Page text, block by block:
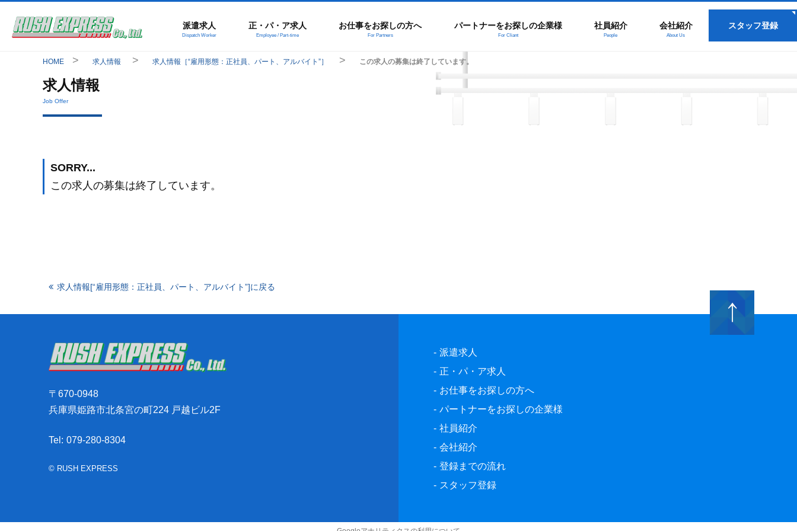
派遣求人
Dispatch Worker
正・パ・ア求人
Employee / Part-time
お仕事をお探しの方へ
For Partners
パートナーをお探しの企業様
For Cliant
社員紹介
People
会社紹介
About Us
スタッフ登録
HOME 求人情報 求人情報［“雇用形態：正社員、パート、アルバイト”］ この求人の募集は終了しています。
求人情報
Job Offer
SORRY...
この求人の募集は終了しています。
求人情報[“雇用形態：正社員、パート、アルバイト”]に戻る
派遣求人
正・パ・ア求人
お仕事をお探しの方へ
パートナーをお探しの企業様
社員紹介
会社紹介
登録までの流れ
スタッフ登録
〒670-0948
兵庫県姫路市北条宮の町224 戸越ビル2F
Tel: 079-280-8304
© RUSH EXPRESS